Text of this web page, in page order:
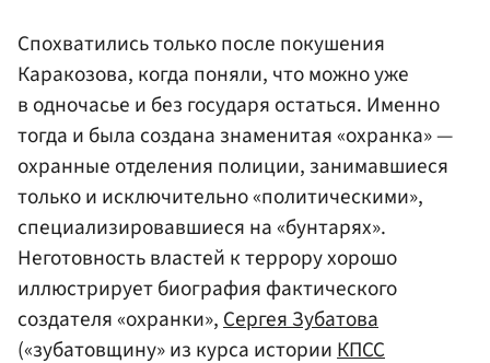
Спохватились только после покушения
Каракозова, когда поняли, что можно уже
в одночасье и без государя остаться. Именно
тогда и была создана знаменитая «охранка» —
охранные отделения полиции, занимавшиеся
только и исключительно «политическими»,
специализировавшиеся на «бунтарях».
Неготовность властей к террору хорошо
иллюстрирует биография фактического
создателя «охранки»,Сергея Зубатова
(«зубатовщину» из курса историиКПСС